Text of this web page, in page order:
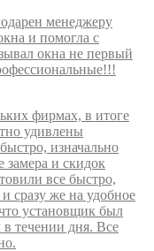
менеджеру
и помогла с
окна не первый
фирмах, в итоге
удивлены
изначально
замера и скидок
все быстро,
сразу же на удобное
установщик был
в течении дня. Все